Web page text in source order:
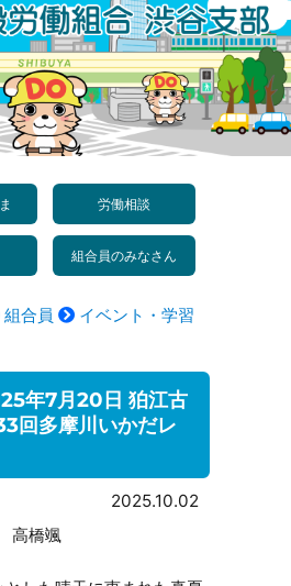
労働相談
組合員のみなさん
組合員
イベント・学習
年7月20日 狛江古
回多摩川いかだレ
2025.10.02
高橋颯